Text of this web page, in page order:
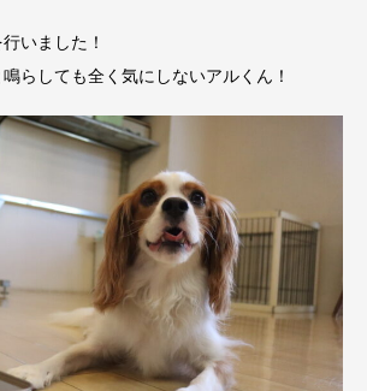
いました！
らしても全く気にしないアルくん！